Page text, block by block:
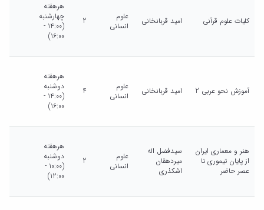
کلیات علوم قرآنی امید قربانخانی
علوم
انسانی
2
هرهفته
چهارشنبه
(14:00 -
16:00)
آموزش نحو عربی 2 امید قربانخانی
علوم
انسانی
4
هرهفته
دوشنبه
(14:00 -
16:00)
هنر و معماری ایران
از پایان تیموری تا
عصر حاضر
سیدفضل اله
میردهقان
اشکذری
علوم
انسانی
2
هرهفته
دوشنبه
(10:00 -
12:00)